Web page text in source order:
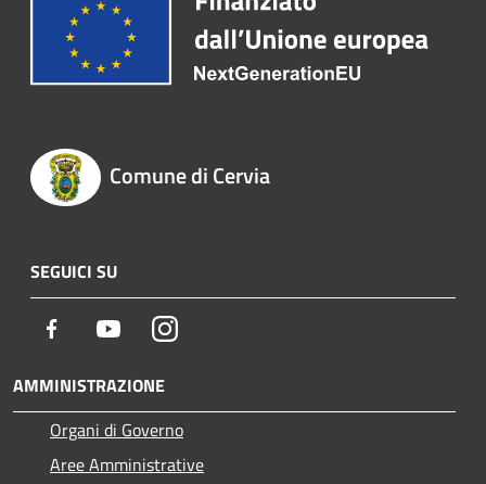
Comune di Cervia
SEGUICI SU
Facebook YoutubeInstagram
AMMINISTRAZIONE
Organi di Governo
Aree Amministrative